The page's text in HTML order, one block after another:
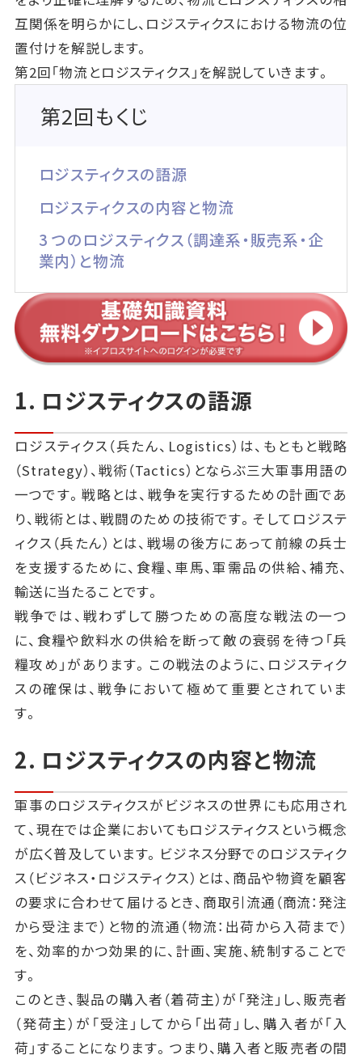
互関係を明らかにし、ロジスティクスにおける物流の位
置付けを解説します。
第2回「物流とロジスティクス」を解説していきます。
第2回もくじ
ロジスティクスの語源
ロジスティクスの内容と物流
3 つのロジスティクス（調達系・販売系・企
業内）と物流
1. ロジスティクスの語源
ロジスティクス（兵たん、Logistics）は、もともと戦略
（Strategy）、戦術（Tactics）とならぶ三大軍事用語の
一つです。戦略とは、戦争を実行するための計画であ
り、戦術とは、戦闘のための技術です。そしてロジステ
ィクス（兵たん）とは、戦場の後方にあって前線の兵士
を支援するために、食糧、車馬、軍需品の供給、補充、
輸送に当たることです。
戦争では、戦わずして勝つための高度な戦法の一つ
に、食糧や飲料水の供給を断って敵の衰弱を待つ「兵
糧攻め」があります。この戦法のように、ロジスティク
スの確保は、戦争において極めて重要とされていま
す。
2. ロジスティクスの内容と物流
軍事のロジスティクスがビジネスの世界にも応用され
て、現在では企業においてもロジスティクスという概念
が広く普及しています。ビジネス分野でのロジスティク
ス（ビジネス・ロジスティクス）とは、商品や物資を顧客
の要求に合わせて届けるとき、商取引流通（商流：発注
から受注まで）と物的流通（物流：出荷から入荷まで）
を、効率的かつ効果的に、計画、実施、統制することで
す。
このとき、製品の購入者（着荷主）が「発注」し、販売者
（発荷主）が「受注」してから「出荷」し、購入者が「入
荷」することになります。つまり、購入者と販売者の間